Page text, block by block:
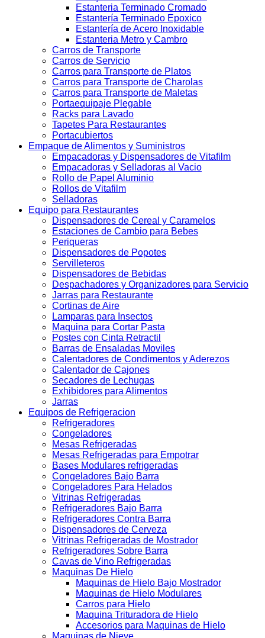
Estanteria Terminado Cromado
Estantería Terminado Epoxico
Estantería de Acero Inoxidable
Estanteria Metro y Cambro
Carros de Transporte
Carros de Servicio
Carros para Transporte de Platos
Carros para Transporte de Charolas
Carros para Transporte de Maletas
Portaequipaje Plegable
Racks para Lavado
Tapetes Para Restaurantes
Portacubiertos
Empaque de Alimentos y Suministros
Empacadoras y Dispensadores de Vitafilm
Empacadoras y Selladoras al Vacio
Rollo de Papel Aluminio
Rollos de Vitafilm
Selladoras
Equipo para Restaurantes
Dispensadores de Cereal y Caramelos
Estaciones de Cambio para Bebes
Periqueras
Dispensadores de Popotes
Servilleteros
Dispensadores de Bebidas
Despachadores y Organizadores para Servicio
Jarras para Restaurante
Cortinas de Aire
Lamparas para Insectos
Maquina para Cortar Pasta
Postes con Cinta Retractil
Barras de Ensaladas Moviles
Calentadores de Condimentos y Aderezos
Calentador de Cajones
Secadores de Lechugas
Exhibidores para Alimentos
Jarras
Equipos de Refrigeracion
Refrigeradores
Congeladores
Mesas Refrigeradas
Mesas Refrigeradas para Empotrar
Bases Modulares refrigeradas
Congeladores Bajo Barra
Congeladores Para Helados
Vitrinas Refrigeradas
Refrigeradores Bajo Barra
Refrigeradores Contra Barra
Dispensadores de Cerveza
Vitrinas Refrigeradas de Mostrador
Refrigeradores Sobre Barra
Cavas de Vino Refrigeradas
Maquinas De Hielo
Maquinas de Hielo Bajo Mostrador
Maquinas de Hielo Modulares
Carros para Hielo
Maquina Trituradora de Hielo
Accesorios para Maquinas de Hielo
Maquinas de Nieve